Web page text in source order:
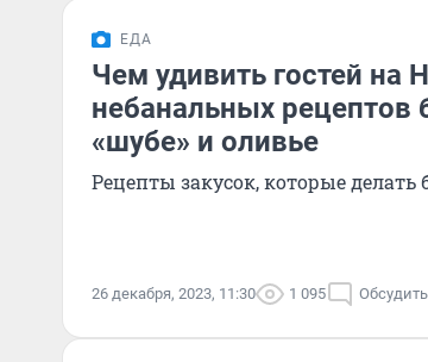
ЕДА
Чем удивить гостей на
небанальных рецептов
«шубе» и оливье
Рецепты закусок, которые делать
26 декабря, 2023, 11:30 1 095 Обсудить